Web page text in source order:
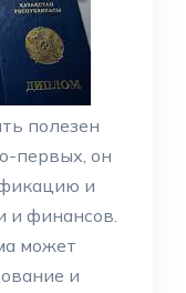
полезен
первых, он
и
и финансов.
может
и